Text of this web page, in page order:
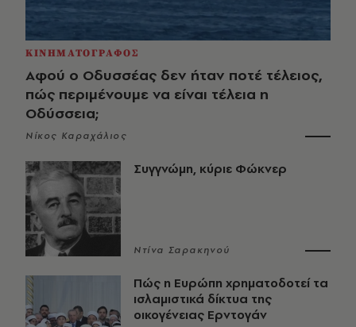
ΚΙΝΗΜΑΤΟΓΡΑΦΟΣ
Αφού ο Οδυσσέας δεν ήταν ποτέ τέλειος,
πώς περιμένουμε να είναι τέλεια η
Οδύσσεια;
Νίκος Καραχάλιος
Συγγνώμη, κύριε Φώκνερ
Ντίνα Σαρακηνού
Πώς η Ευρώπη χρηματοδοτεί τα
ισλαμιστικά δίκτυα της
οικογένειας Ερντογάν